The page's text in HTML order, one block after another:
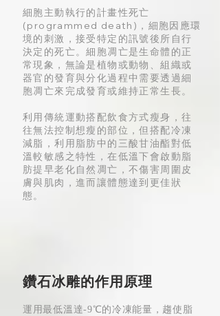
細胞主動執行的計畫性死亡
(programmed death)，細胞因應環
境的刺激，接受特定的訊號後所自行
決定的死亡。細胞凋亡是生命體的正
常現象，無論是植物或動物、組織或
器官的發育與分化過程中需要透過細
胞凋亡來完成發育或維持正常生長。
利用傳統運動搭配飲食方式瘦身，往
往無法控制想瘦的部位，但搭配冷凍
減脂，利用脂肪中的三酸甘油酯對低
溫較敏感之特性，在低溫下會啟動脂
肪提早老化自然凋亡，不傷害周圍皮
膚與肌肉，進而讓體態達到更佳狀
態。
​鑽石冰雕的作用原理
運用最低溫達-9℃的冷凍能量，趨使脂